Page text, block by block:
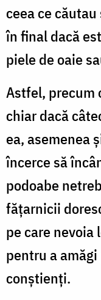
ceea ce
în final dacă
piele de oaie
Astfel, precum
chiar dacă
ea, asemenea
încerce să
podoabe
fățarnicii
pe care nevoia
pentru a
conștienți.